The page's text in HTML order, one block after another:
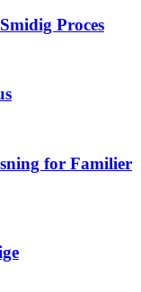
Proces
for Familier